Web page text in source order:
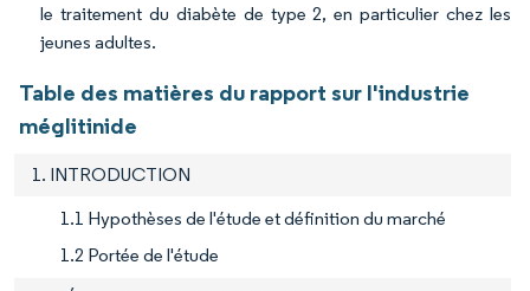
le traitement du diabète de type 2, en particulier chez les
jeunes adultes.
Table des matières du rapport sur l'industrie
méglitinide
1. INTRODUCTION
1.1 Hypothèses de l'étude et définition du marché
1.2 Portée de l'étude